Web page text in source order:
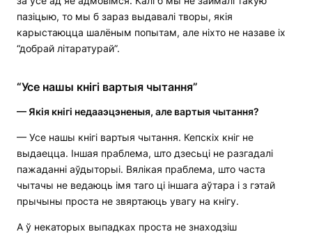
пазіцыю, то мы б зараз выдавалі творы, якія
карыстаюцца шалёным попытам, але ніхто не назаве іх
“добрай літаратурай”.
“Усе нашы кнігі вартыя чытання”
— Якія кнігі недааэцэненыя, але вартыя чытання?
— Усе нашы кнігі вартыя чытання. Кепскіх кніг не
выдаецца. Іншая праблема, што дзесьці не разгадалі
пажаданні аўдыторыі. Вялікая праблема, што часта
чытачы не ведаюць імя таго ці іншага аўтара і з гэтай
прычыны проста не звяртаюць увагу на кнігу.
А ў некаторых выпадках проста не знаходзіш